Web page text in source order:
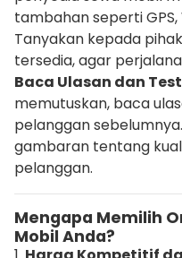
tambahan seperti GPS,
Tanyakan kepada
tersedia, agar
Baca Ulasan dan
memutuskan, baca
pelanggan
gambaran tentang
pelanggan.
Mengapa Memilih
Mobil Anda?